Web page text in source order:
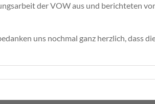
der VOW aus und berichteten
uns nochmal ganz herzlich, dass